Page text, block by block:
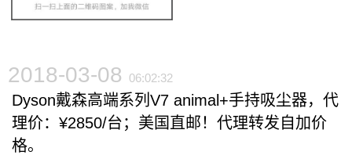
2018-03-08 06:02:32
Dyson戴森高端系列V7 animal+手持吸尘器，代
理价：¥2850/台；美国直邮！代理转发自加价
格。